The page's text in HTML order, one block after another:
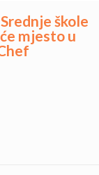
škole
mjesto u